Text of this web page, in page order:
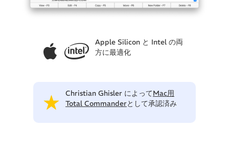
Apple Silicon と Intel の両
方に最適化
Christian Ghisler によってMac用
Total Commanderとして承認済み